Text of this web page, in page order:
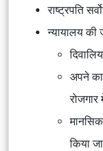
राष्ट्रपति
न्यायालय की
अपने
किया